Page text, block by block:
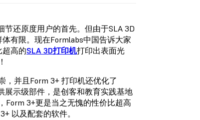
节还原度用户的首先。但由于SLA 3D
有限。现在Formlabs中国告诉大家
超高的SLA 3D打印机打印出表面光
，并且Form 3+ 打印机还优化了
展示级部件，是创客和教育实践基地
Form 3+更是当之无愧的性价比超高
以及配套的软件。